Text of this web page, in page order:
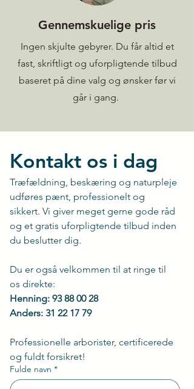
Gennemskuelige pris
Ingen skjulte gebyrer. Du får altid et
fast, skriftligt og uforpligtende tilbud
baseret på dine valg og ønsker før vi
går i gang.
Kontakt os i dag
Træfældning, beskæring og naturpleje
udføres pænt, professionelt og
sikkert. Vi giver meget gerne gode råd
og et gratis uforpligtende tilbud inden
du beslutter dig.
Du er også velkommen til at ringe til
os direkte:
Henning: 93 88 00 28
Anders: 31 22 17 79
​Professionelle arborister, certificerede
og fuldt forsikret!
Fulde navn *